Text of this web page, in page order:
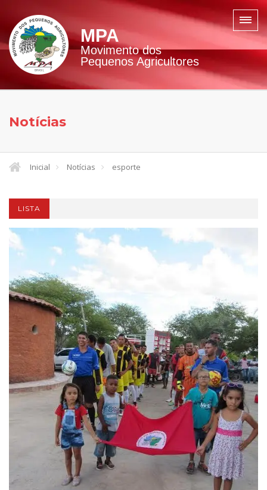
MPA
Movimento dos
Pequenos Agricultores
Notícias
Inicial Notícias esporte
LISTA